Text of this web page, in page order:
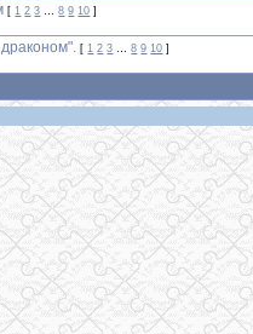
[1 2 3 …8 9 10 ]
[1 2 3 …8 9 10 ]